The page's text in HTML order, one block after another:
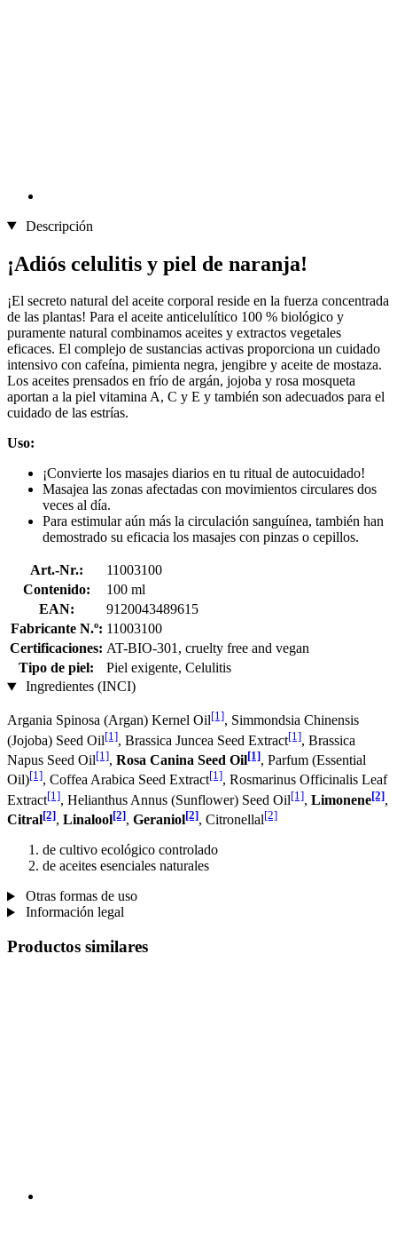
Descripción
¡Adiós celulitis y piel de naranja!
¡El secreto natural del aceite corporal reside en la fuerza concentrada
de las plantas! Para el aceite anticelulítico 100 % biológico y
puramente natural combinamos aceites y extractos vegetales
eficaces. El complejo de sustancias activas proporciona un cuidado
intensivo con cafeína, pimienta negra, jengibre y aceite de mostaza.
Los aceites prensados en frío de argán, jojoba y rosa mosqueta
aportan a la piel vitamina A, C y E y también son adecuados para el
cuidado de las estrías.
Uso:
¡Convierte los masajes diarios en tu ritual de autocuidado!
Masajea las zonas afectadas con movimientos circulares dos
veces al día.
Para estimular aún más la circulación sanguínea, también han
demostrado su eficacia los masajes con pinzas o cepillos.
Art.-Nr.:
11003100
Contenido:
100 ml
EAN:
9120043489615
Fabricante N.º: 11003100
Certificaciones: AT-BIO-301, cruelty free and vegan
Tipo de piel:
Piel exigente, Celulitis
Ingredientes (INCI)
Argania Spinosa (Argan) Kernel Oil[1], Simmondsia Chinensis
(Jojoba) Seed Oil[1], Brassica Juncea Seed Extract[1], Brassica
Napus Seed Oil[1], Rosa Canina Seed Oil[1], Parfum (Essential
Oil)[1], Coffea Arabica Seed Extract[1], Rosmarinus Officinalis Leaf
Extract[1], Helianthus Annus (Sunflower) Seed Oil[1], Limonene[2],
Citral[2], Linalool[2], Geraniol[2], Citronellal[2]
de cultivo ecológico controlado
de aceites esenciales naturales
Otras formas de uso
Información legal
Productos similares